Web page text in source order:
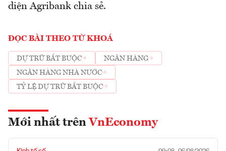
diện Agribank chia sẻ.
ĐỌC BÀI THEO TỪ KHOÁ
DỰ TRỮ BẮT BUỘC
NGÂN HÀNG
NGÂN HÀNG NHÀ NƯỚC
TỶ LỆ DỰ TRỮ BẮT BUỘC
Mới nhất trên VnEconomy